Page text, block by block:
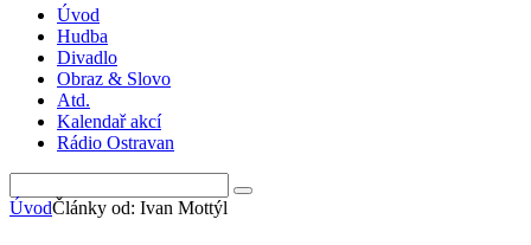
Úvod
Hudba
Divadlo
Obraz & Slovo
Atd.
Kalendař akcí
Rádio Ostravan
ÚvodČlánky od: Ivan Mottýl